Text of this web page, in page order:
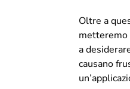
Oltre a
metteremo
a
causano